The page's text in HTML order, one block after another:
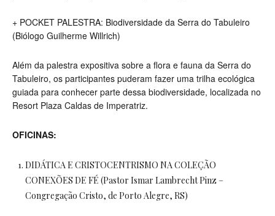
+ POCKET PALESTRA: Biodiversidade da Serra do Tabuleiro
(Biólogo Guilherme Willrich)
Além da palestra expositiva sobre a flora e fauna da Serra do
Tabuleiro, os participantes puderam fazer uma trilha ecológica
guiada para conhecer parte dessa biodiversidade, localizada no
Resort Plaza Caldas de Imperatriz.
OFICINAS:
DIDÁTICA E CRISTOCENTRISMO NA COLEÇÃO
CONEXÕES DE FÉ (Pastor Ismar Lambrecht Pinz –
Congregação Cristo, de Porto Alegre, RS)